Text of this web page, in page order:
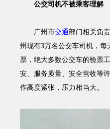
公交司机不被乘客理解
广州市交通部门相关负
州现有3万名公交车司机，每
票，绝大多数公交车的验票
安、服务质量、安全营收等
作高度紧张，压力相当大。